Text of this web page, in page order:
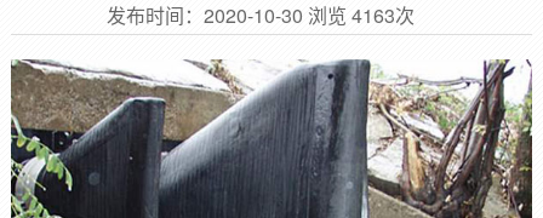
发布时间： 2020-10-30 浏览 4163次